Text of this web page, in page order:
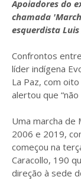
Apoiadores do
chamada
esquerdista Luis
Confrontos
líder indígena
La Paz, com
alertou que “não
Uma marcha de
2006 e 2019,
começou na
Caracollo, 190
direção à sede